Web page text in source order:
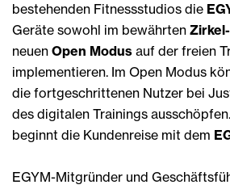
bestehenden Fitnessstudios die
Geräte sowohl im bewährten
neuen Open Modus auf der freien
implementieren. Im Open Modus
die fortgeschrittenen Nutzer bei
des digitalen Trainings
beginnt die Kundenreise mit dem
EGYM-Mitgründer und